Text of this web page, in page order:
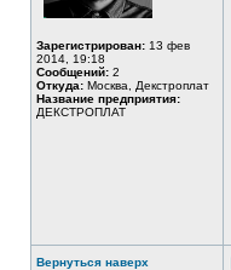
Зарегистрирован: 13 фев
2014, 19:18
Сообщений: 2
Откуда: Москва, Декстроплат
Название предприятия:
ДЕКСТРОПЛАТ
Вернуться наверх